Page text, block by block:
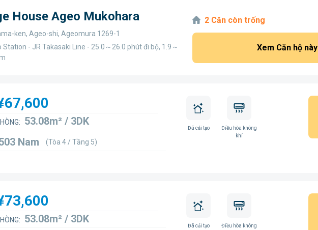
House Ageo Mukohara
ken, Ageo-shi, Ageomura 1269-1
Station - JR Takasaki Line - 25.0～26.0 phút đi bộ, 1.9～
2 Căn còn trống
Xem Căn hộ này
53.08m² / 3DK
Nam (Tòa 4 / Tầng 5)
Đã cải tạo
Điều hòa không
khí
53.08m² / 3DK
Đã cải tạo
Điều hòa không